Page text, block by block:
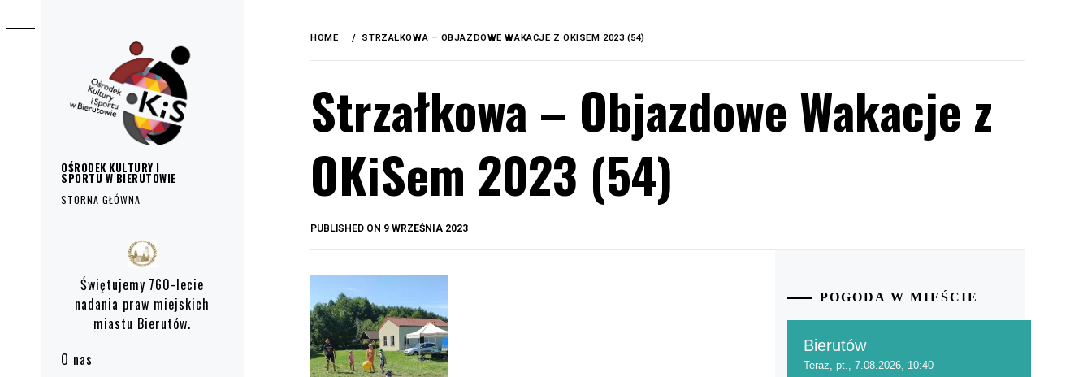
OŚRODEK KULTURY I
SPORTU W BIERUTOWIE
STORNA GŁÓWNA
Świętujemy 760-lecie
nadania praw miejskich
miastu Bierutów.
O nas
HOME STRZAŁKOWA – OBJAZDOWE WAKACJE Z OKISEM 2023 (54)
Strzałkowa – Objazdowe Wakacje z
OKiSem 2023 (54)
PUBLISHED ON 9 WRZEŚNIA 2023
POGODA W MIEŚCIE